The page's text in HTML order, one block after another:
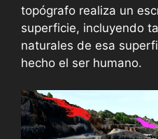
topógrafo realiza un
superficie, incluyendo
naturales de esa
hecho el ser humano.